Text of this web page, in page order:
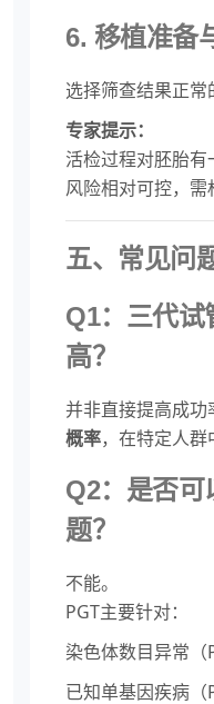
6. 移植准备
选择筛查结果正常
专家提示：
活检过程对胚胎
风险相对可控，需
五、常见问
Q1：三代试
高？
并非直接提高成功
概率，在特定人群
Q2：是否可
题？
不能。
PGT主要针对：
染色体数目异常（
已知单基因疾病（